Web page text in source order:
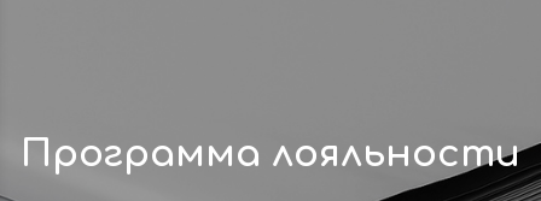
Программа лояльности